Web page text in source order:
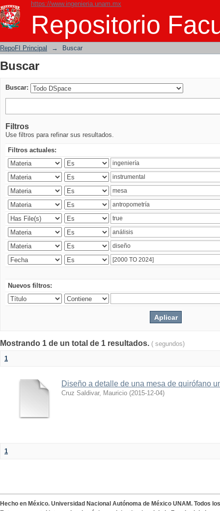
https://www.ingenieria.unam.mx
Repositorio
Buscar
RepoFI Principal → Buscar
Buscar
Buscar:
Filtros
Use filtros para refinar sus resultados.
Filtros actuales:
Nuevos filtros:
Mostrando 1 de un total de 1 resultados. ( segundos)
1
Diseño a detalle de una mesa de quirófano
Cruz Saldivar, Mauricio (2015-12-04)
1
Hecho en México. Universidad Nacional Autónoma de México UNAM. Todos